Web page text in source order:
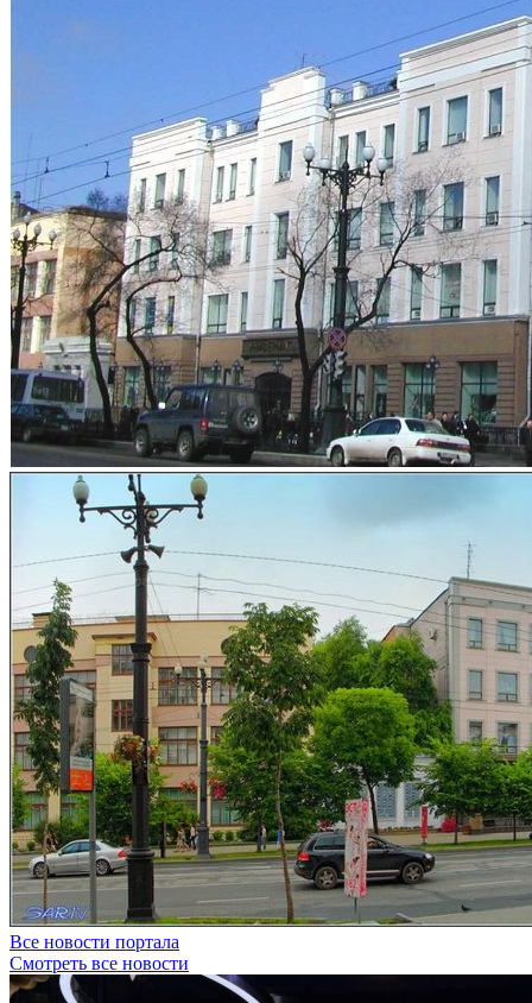
Все новости портала
Смотреть все новости